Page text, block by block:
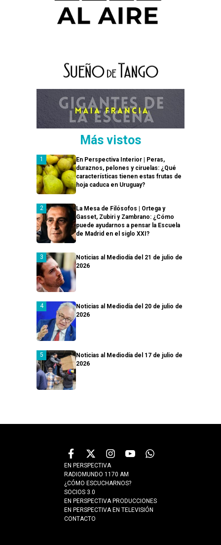
Más vistos
En Perspectiva Interior | Peras,
duraznos, pelones y ciruelas: ¿Qué
características tienen estas frutas de
hoja caduca en Uruguay?
La Mesa de Filósofos | Ortega y
Gasset, Zubiri y Zambrano: ¿Cómo
puede ayudarnos a pensar la Escuela
de Madrid en el siglo XXI?
Noticias al Mediodía del 21 de julio de
2026
Noticias al Mediodía del 20 de julio de
2026
Noticias al Mediodía del 17 de julio de
2026
EN PERSPECTIVA
RADIOMUNDO 1170 AM
¿CÓMO ESCUCHARNOS?
SOCIOS 3.0
EN PERSPECTIVA PRODUCCIONES
EN PERSPECTIVA EN TELEVISIÓN
CONTACTO